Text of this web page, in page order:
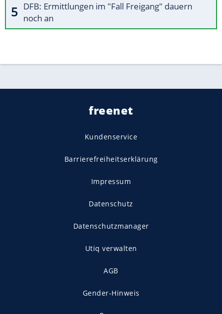
DFB: Ermittlungen im "Fall Freigang" dauern
noch an
freenet
Kundenservice
Barrierefreiheitserklärung
Impressum
Datenschutz
Datenschutzmanager
Utiq verwalten
AGB
Gender-Hinweis